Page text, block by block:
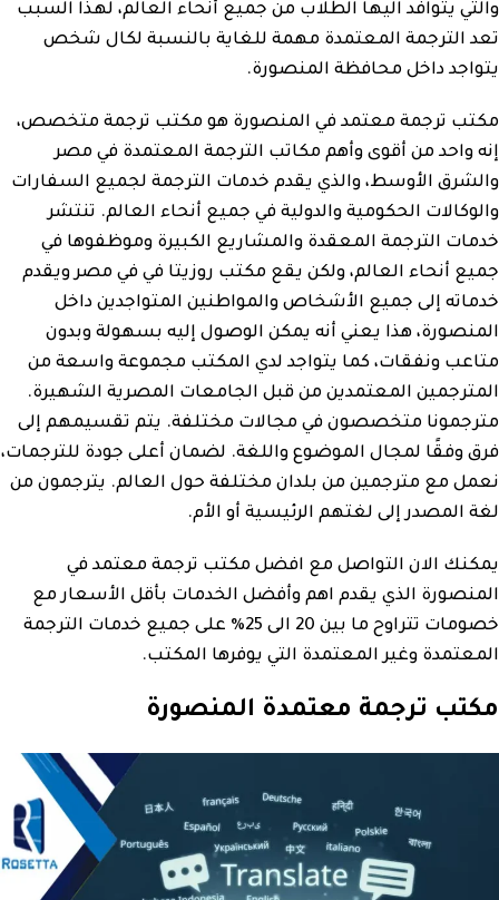
والتي يتوافد اليها الطلاب من جميع أنحاء العالم، لهذا السبب
تعد الترجمة المعتمدة مهمة للغاية بالنسبة لكال شخص
يتواجد داخل محافظة المنصورة.
مكتب ترجمة معتمد في المنصورة هو مكتب ترجمة متخصص،
إنه واحد من أقوى وأهم مكاتب الترجمة المعتمدة في مصر
والشرق الأوسط، والذي يقدم خدمات الترجمة لجميع السفارات
والوكالات الحكومية والدولية في جميع أنحاء العالم. تنتشر
خدمات الترجمة المعقدة والمشاريع الكبيرة وموظفوها في
جميع أنحاء العالم، ولكن يقع مكتب روزيتا في في مصر ويقدم
خدماته إلى جميع الأشخاص والمواطنين المتواجدين داخل
المنصورة، هذا يعني أنه يمكن الوصول إليه بسهولة وبدون
متاعب ونفقات، كما يتواجد لدي المكتب مجموعة واسعة من
المترجمين المعتمدين من قبل الجامعات المصرية الشهيرة.
مترجمونا متخصصون في مجالات مختلفة. يتم تقسيمهم إلى
فرق وفقًا لمجال الموضوع واللغة. لضمان أعلى جودة للترجمات،
نعمل مع مترجمين من بلدان مختلفة حول العالم. يترجمون من
لغة المصدر إلى لغتهم الرئيسية أو الأم.
يمكنك الان التواصل مع افضل مكتب ترجمة معتمد في
المنصورة الذي يقدم اهم وأفضل الخدمات بأقل الأسعار مع
خصومات تتراوح ما بين 20 الى 25% على جميع خدمات الترجمة
المعتمدة وغير المعتمدة التي يوفرها المكتب.
مكتب ترجمة معتمدة المنصورة